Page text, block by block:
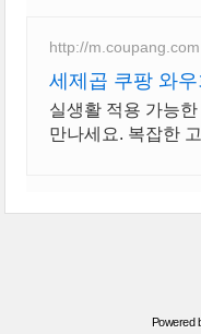
http://m.coupang.com
세제곱 쿠팡 와
실생활 적용 가능
만나세요. 복잡한
Powered